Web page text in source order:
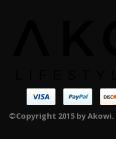
©Copyright 2015 by